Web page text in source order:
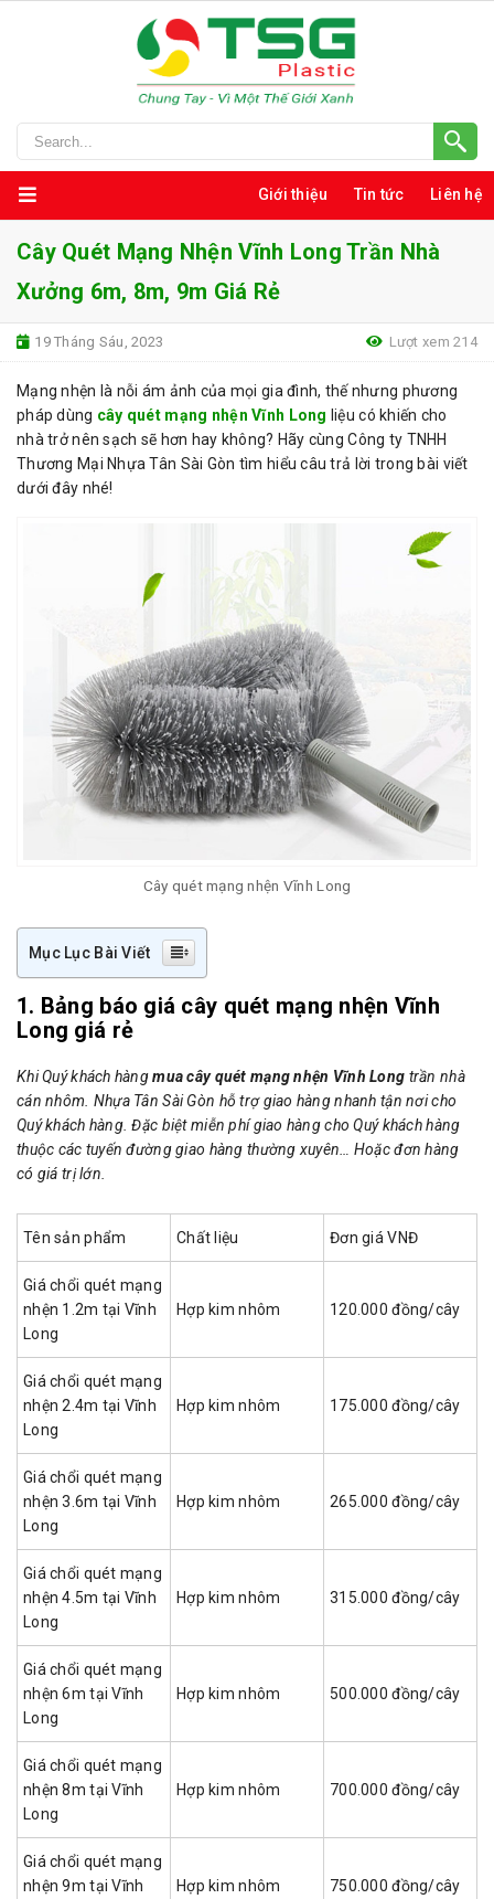
Giới thiệu Tin tức Liên hệ
Cây Quét Mạng Nhện Vĩnh Long Trần Nhà
Xưởng 6m, 8m, 9m Giá Rẻ
19 Tháng Sáu, 2023 Lượt xem 214
Mạng nhện là nỗi ám ảnh của mọi gia đình, thế nhưng phương
pháp dùng cây quét mạng nhện Vĩnh Long liệu có khiến cho
nhà trở nên sạch sẽ hơn hay không? Hãy cùng Công ty TNHH
Thương Mại Nhựa Tân Sài Gòn tìm hiểu câu trả lời trong bài viết
dưới đây nhé!
Cây quét mạng nhện Vĩnh Long
Mục Lục Bài Viết
1. Bảng báo giá cây quét mạng nhện Vĩnh
Long giá rẻ
Khi Quý khách hàngmua cây quét mạng nhện Vĩnh Long trần nhà
cán nhôm. Nhựa Tân Sài Gòn hỗ trợ giao hàng nhanh tận nơi cho
Quý khách hàng. Đặc biệt miễn phí giao hàng cho Quý khách hàng
thuộc các tuyến đường giao hàng thường xuyên… Hoặc đơn hàng
có giá trị lớn.
Tên sản phẩm Chất liệu Đơn giá VNĐ
Giá chổi quét mạng
nhện 1.2m tại Vĩnh
Long
Hợp kim nhôm 120.000 đồng/cây
Giá chổi quét mạng
nhện 2.4m tại Vĩnh
Long
Hợp kim nhôm 175.000 đồng/cây
Giá chổi quét mạng
nhện 3.6m tại Vĩnh
Long
Hợp kim nhôm 265.000 đồng/cây
Giá chổi quét mạng
nhện 4.5m tại Vĩnh
Long
Hợp kim nhôm 315.000 đồng/cây
Giá chổi quét mạng
nhện 6m tại Vĩnh
Long
Hợp kim nhôm 500.000 đồng/cây
Giá chổi quét mạng
nhện 8m tại Vĩnh
Long
Hợp kim nhôm 700.000 đồng/cây
Giá chổi quét mạng
nhện 9m tại Vĩnh
Hợp kim nhôm 750.000 đồng/cây